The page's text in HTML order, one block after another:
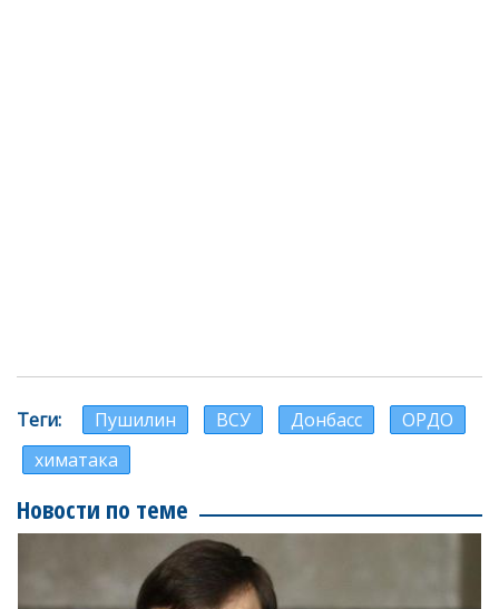
Теги Пушилин ВСУ Донбасс
ОРДО
химатака
Новости по теме